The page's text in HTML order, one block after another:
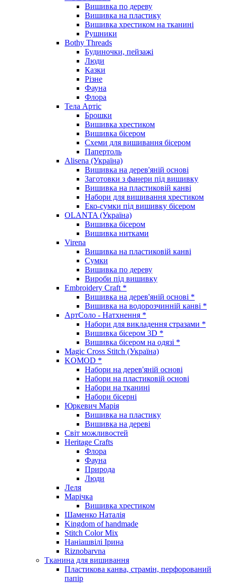
Вишивка по дереву
Вишивка на пластику
Вишивка хрестиком на тканині
Рушники
Bothy Threads
Будиночки, пейзажі
Люди
Казки
Різне
Фауна
Флора
Тела Артіс
Брошки
Вишивка хрестиком
Вишивка бісером
Схеми для вишивання бісером
Папертоль
Alisena (Україна)
Вишивка на дерев'яній основі
Заготовки з фанери під вишивку
Вишивка на пластиковій канві
Набори для вишивання хрестиком
Еко-сумки під вишивку бісером
OLANTA (Україна)
Вишивка бісером
Вишивка нитками
Virena
Вишивка на пластиковій канві
Сумки
Вишивка по дереву
Вироби під вишивку
Embroidery Craft *
Вишивка на дерев'яній основі *
Вишивка на водорозчинній канві *
АртСоло - Натхнення *
Набори для викладення стразами *
Вишивка бісером 3D *
Вишивка бісером на одязі *
Magic Cross Stitch (Україна)
KOMOD *
Набори на дерев'яній основі
Набори на пластиковій основі
Набори на тканині
Набори бісерні
Юркевич Марія
Вишивка на пластику
Вишивка на дереві
Світ можливостей
Heritage Crafts
Флора
Фауна
Природа
Люди
Леля
Марічка
Вишивка хрестиком
Шаменко Наталія
Kingdom of handmade
Stitch Color Mix
Наніашвілі Ірина
Riznobarvna
Тканина для вишивання
Пластикова канва, страмін, перфорований
папір